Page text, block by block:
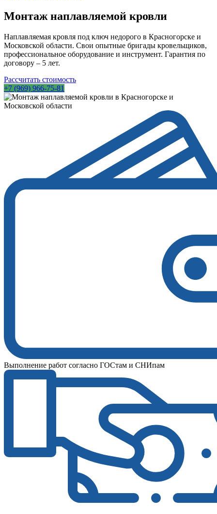
Монтаж наплавляемой кровли
Наплавляемая кровля под ключ недорого в Красногорске и
Московской области. Свои опытные бригады кровельщиков,
профессиональное оборудование и инструмент. Гарантия по
договору – 5 лет.
Рассчитать стоимость
+7 (969) 966-75-81
Выполнение работ согласно ГОСтам и СНИпам